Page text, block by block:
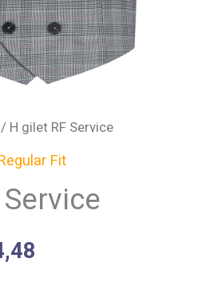
/ H gilet RF Service
Fit